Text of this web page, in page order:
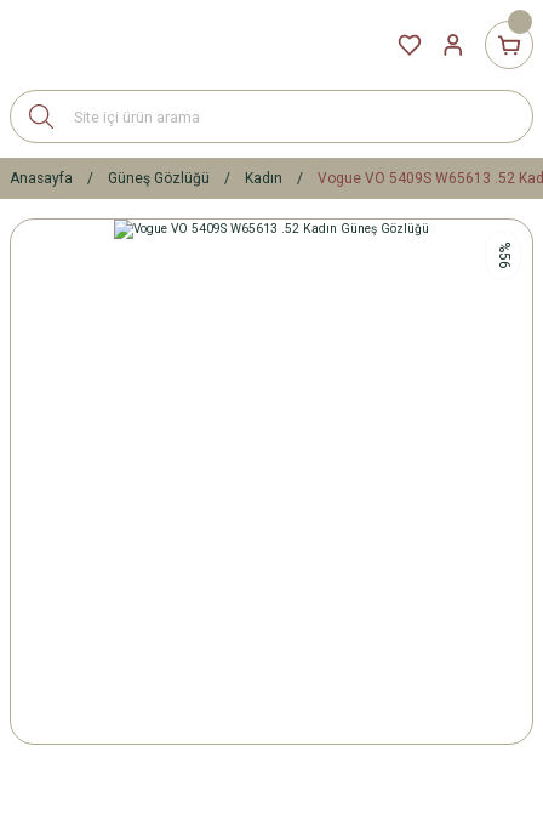
Anasayfa Güneş Gözlüğü Kadın Vogue VO 5409S W65613 .52
%56